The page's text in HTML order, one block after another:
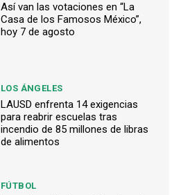
Así van las votaciones en “La
Casa de los Famosos México”,
hoy 7 de agosto
LOS ÁNGELES
LAUSD enfrenta 14 exigencias
para reabrir escuelas tras
incendio de 85 millones de libras
de alimentos
FÚTBOL